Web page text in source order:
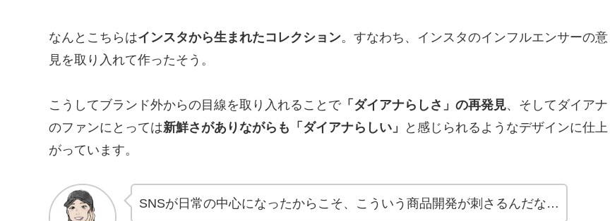
なんとこちらはインスタから生まれたコレクション。すなわち、インスタのインフルエンサーの意
見を取り入れて作ったそう。
こうしてブランド外からの目線を取り入れることで「ダイアナらしさ」の再発見、そしてダイアナ
のファンにとっては新鮮さがありながらも「ダイアナらしい」
と感じられるようなデザインに仕上
がっています。
SNSが日常の中心になったからこそ、こういう商品開発が刺さるんだな…